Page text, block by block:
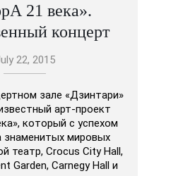
21 века».
концерт
22, 2015
зале «Дзинтари»
арт-проект
который с успехом
знаменитых мировых
театр, Crocus City Hall,
Garden, Carnegy Hall и